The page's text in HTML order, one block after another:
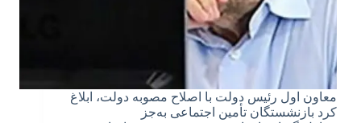
معاون اول رئیس‌ دولت با اصلاح مصوبه دولت، ابلاغ
کرد بازنشستگان تأمین اجتماعی به‌جز